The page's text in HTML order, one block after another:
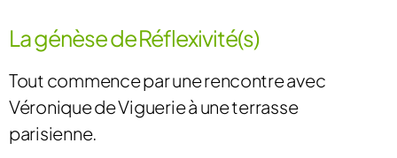
La génèse de Réflexivité(s)
Tout commence par une rencontre avec
Véronique de Viguerie à une terrasse
parisienne.